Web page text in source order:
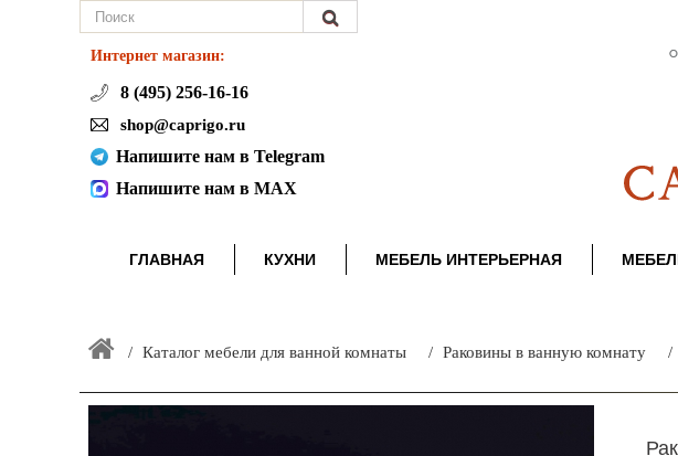
Интернет магазин:
8 (495) 256-16-16
shop@caprigo.ru
Напишите нам в Telegram
Напишите нам в MAX
ГЛАВНАЯ КУХНИ МЕБЕЛЬ ИНТЕРЬЕРНАЯ
Каталог мебели для ванной комнаты Раковины в ванную комнату